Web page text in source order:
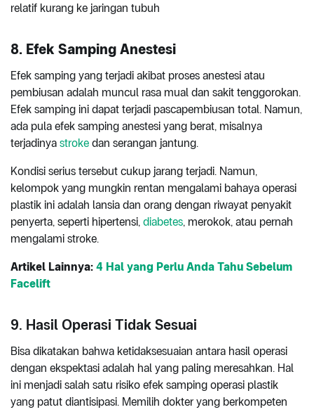
relatif kurang ke jaringan tubuh
8. Efek Samping Anestesi
Efek samping yang terjadi akibat proses anestesi atau
pembiusan adalah muncul rasa mual dan sakit tenggorokan.
Efek samping ini dapat terjadi pascapembiusan total. Namun,
ada pula efek samping anestesi yang berat, misalnya
terjadinya stroke dan serangan jantung.
Kondisi serius tersebut cukup jarang terjadi. Namun,
kelompok yang mungkin rentan mengalami bahaya operasi
plastik ini adalah lansia dan orang dengan riwayat penyakit
penyerta, seperti hipertensi, diabetes, merokok, atau pernah
mengalami stroke.
Artikel Lainnya: 4 Hal yang Perlu Anda Tahu Sebelum
Facelift
9. Hasil Operasi Tidak Sesuai
Bisa dikatakan bahwa ketidaksesuaian antara hasil operasi
dengan ekspektasi adalah hal yang paling meresahkan. Hal
ini menjadi salah satu risiko efek samping operasi plastik
yang patut diantisipasi. Memilih dokter yang berkompeten